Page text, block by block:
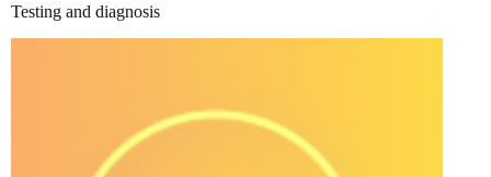
Testing and diagnosis